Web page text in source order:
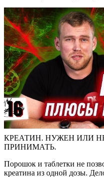
КРЕАТИН. НУЖЕН ИЛИ
ПРИНИМАТЬ.
Порошок и таблетки не
креатина из одной дозы.